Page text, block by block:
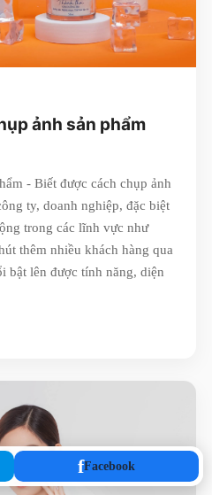
ảnh sản phẩm
- Biết được cách chụp ảnh
ty, doanh nghiệp, đặc biệt
trong các lĩnh vực như
thêm nhiều khách hàng qua
bật lên được tính năng, diện
fFacebook